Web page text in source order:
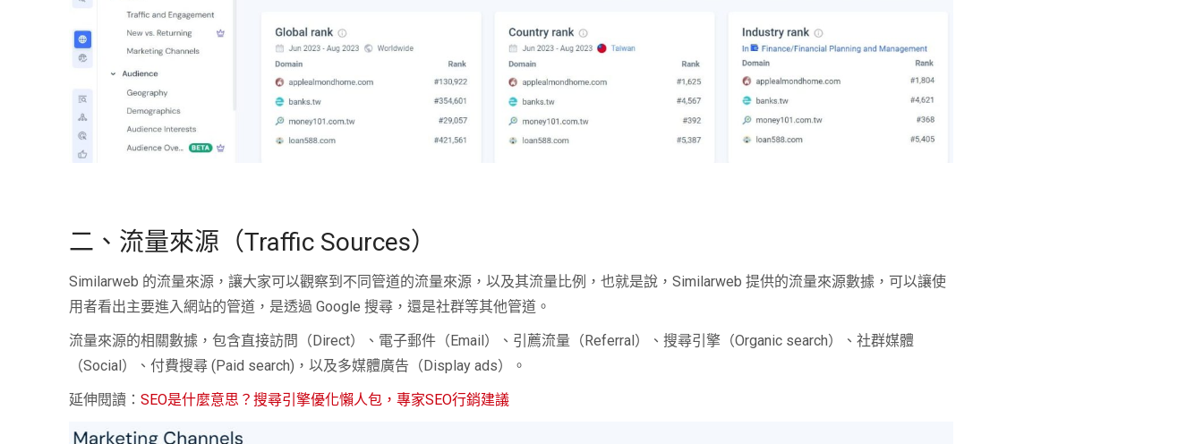
二、流量來源（Traffic Sources）
Similarweb 的流量來源，讓大家可以觀察到不同管道的流量來源，以及其流量比例，也就是說，Similarweb 提供的流量來源數據，可以讓使
用者看出主要進入網站的管道，是透過 Google 搜尋，還是社群等其他管道。
流量來源的相關數據，包含直接訪問（Direct）、電子郵件（Email）、引薦流量（Referral）、搜尋引擎（Organic search）、社群媒體
（Social）、付費搜尋 (Paid search)，以及多媒體廣告（Display ads）。
延伸閱讀：SEO是什麼意思？搜尋引擎優化懶人包，專家SEO行銷建議